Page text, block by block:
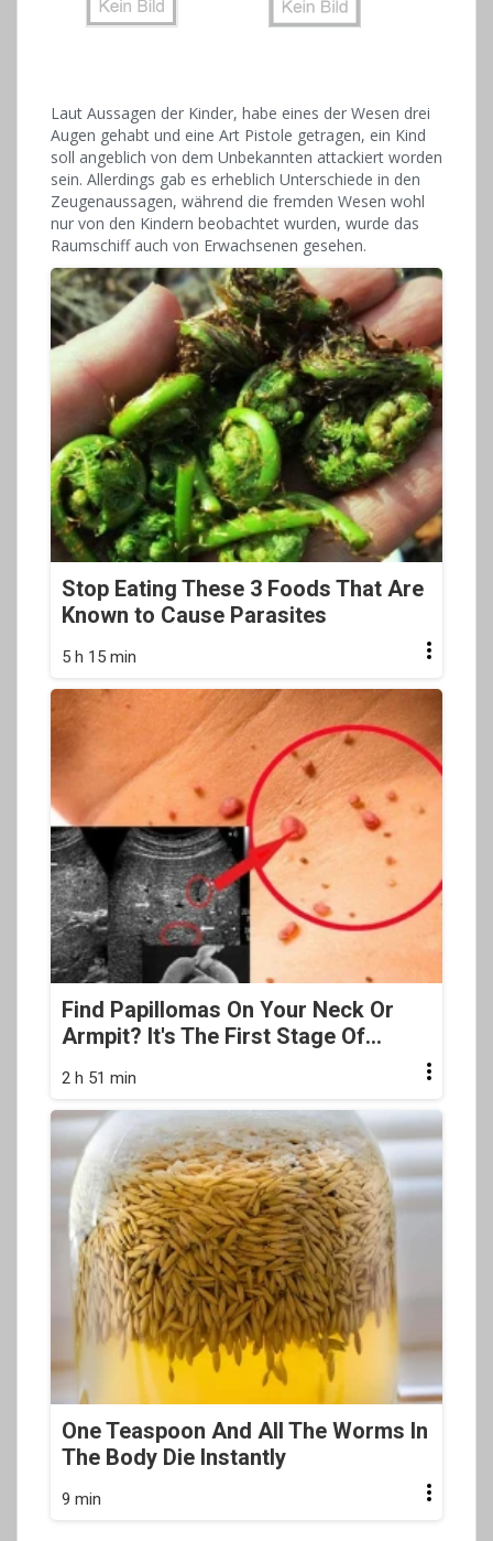
Laut Aussagen der Kinder, habe eines der Wesen drei
Augen gehabt und eine Art Pistole getragen, ein Kind
soll angeblich von dem Unbekannten attackiert worden
sein. Allerdings gab es erheblich Unterschiede in den
Zeugenaussagen, während die fremden Wesen wohl
nur von den Kindern beobachtet wurden, wurde das
Raumschiff auch von Erwachsenen gesehen.
Stop Eating These 3 Foods That Are
Known to Cause Parasites
5 h 15 min
Find Papillomas On Your Neck Or
Armpit? It's The First Stage Of...
2 h 51 min
One Teaspoon And All The Worms In
The Body Die Instantly
9 min